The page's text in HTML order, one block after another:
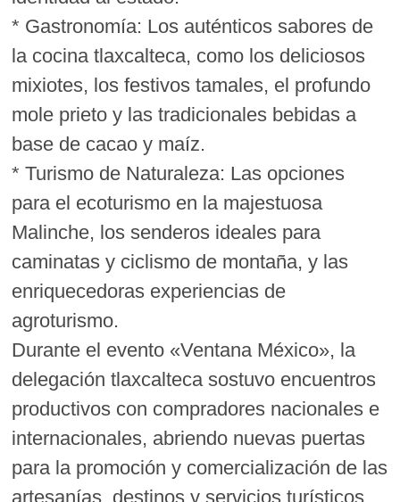
* Gastronomía: Los auténticos sabores de
la cocina tlaxcalteca, como los deliciosos
mixiotes, los festivos tamales, el profundo
mole prieto y las tradicionales bebidas a
base de cacao y maíz.
* Turismo de Naturaleza: Las opciones
para el ecoturismo en la majestuosa
Malinche, los senderos ideales para
caminatas y ciclismo de montaña, y las
enriquecedoras experiencias de
agroturismo.
Durante el evento «Ventana México», la
delegación tlaxcalteca sostuvo encuentros
productivos con compradores nacionales e
internacionales, abriendo nuevas puertas
para la promoción y comercialización de las
artesanías, destinos y servicios turísticos